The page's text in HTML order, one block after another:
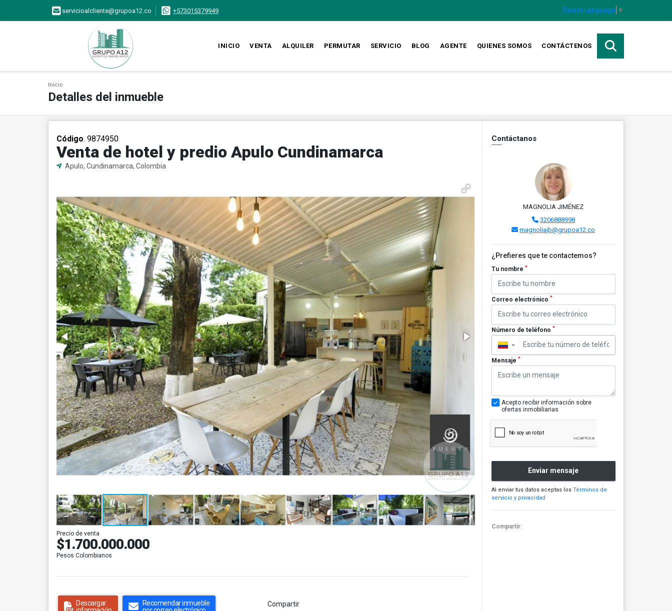
servicioalcliente@grupoa12.co +573015379949 Select Language ▼
INICIO VENTA ALQUILER PERMUTAR SERVICIO BLOG AGENTE QUIENES SOMOS CONTÁCTENOS
Inicio
Detalles del inmueble
Código. 9874950
Venta de hotel y predio Apulo Cundinamarca
Apulo, Cundinamarca, Colombia
Precio de venta
$1.700.000.000
Pesos Colombianos
Descargar
Recomendar inmueble
Compartir
Contáctanos
MAGNOLIA JIMÉNEZ
3206888998
magnoliajb@grupoa12.co
¿Prefieres que te contactemos?
Tu nombre *
Correo electrónico *
Número de teléfono *
▼
Mensaje *
Acepto recibir información sobre
ofertas inmobiliarias
Enviar mensaje
Al enviar tus datos aceptas los Términos de
servicio y privacidad
Compartir: